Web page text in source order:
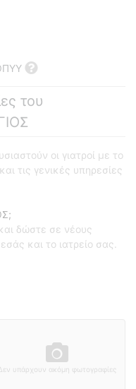
του
οι γιατροί με το
τις γενικές υπηρεσίες
δώστε σε νέους
και το ιατρείο σας.
υπάρχουν ακόμη φωτογραφίες